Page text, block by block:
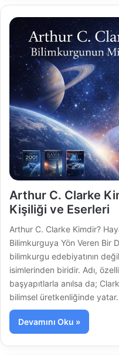
Arthur C. Clarke
Kişiliği ve Eserleri
Arthur C. Clarke Kimdir?
Bilimkurguya Yön Veren Bir
bilimkurgu edebiyatının
isimlerinden biridir. Adı,
başyapıtlarla anılsa da;
bilimsel üretkenliğinde
Devamını Oku »